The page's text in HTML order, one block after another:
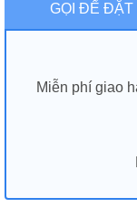
GỌI ĐỂ ĐẶT
Miễn phí giao